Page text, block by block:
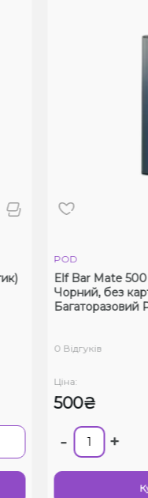
Elf Bar Mate 500 Grey
Чорний, без
Багаторазовий POD
0 Відгуків
500₴